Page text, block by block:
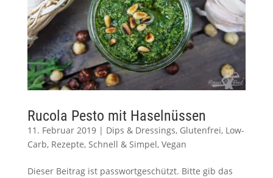
Rucola Pesto mit Haselnüssen
11. Februar 2019| Dips & Dressings, Glutenfrei, Low-
Carb, Rezepte, Schnell & Simpel, Vegan
Dieser Beitrag ist passwortgeschützt. Bitte gib das